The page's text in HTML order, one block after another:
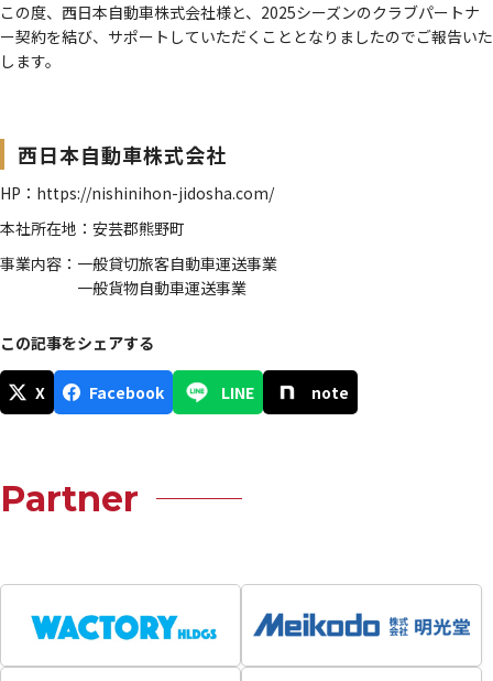
この度、西日本自動車株式会社様と、2025シーズンのクラブパートナ
ー契約を結び、サポートしていただくこととなりましたのでご報告いた
します。
西日本自動車株式会社
HP： https://nishinihon-jidosha.com/
本社所在地：安芸郡熊野町
事業内容：一般貸切旅客自動車運送事業
一般貨物自動車運送事業
この記事をシェアする
X Facebook LINE note
Partner